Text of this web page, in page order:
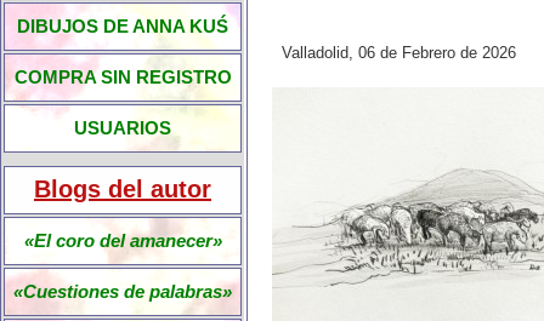
DIBUJOS DE ANNA KUŚ
COMPRA SIN REGISTRO
USUARIOS
Blogs del autor
«El coro del amanecer»
«Cuestiones de palabras»
Valladolid, 06 de Febrero de 2026